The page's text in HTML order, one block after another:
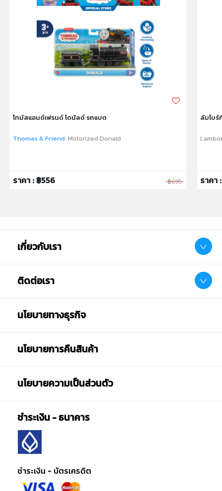
ผ้าปูพื้นต่างๆ เพราะอาจทำให้การหมุนของล้อเสีย
ประสิทธิภาพ
* Barcode : '8851543439220
* Battery: 1.5v AA x 2 (ไม่รวมอยู่ในผลิตภัณฑ์)
* Material: PP, PP, EVA
* Product Size: (W)51 x(L)74.5 x(H)93.5cm.
* Package Size: (W)50 x(L)70 x(H)90 cm
สินค้าอาจมีการเปลี่ยนแปลงลวดลาย สีสันบนผลิตภัณฑ์ หรือ
โทมัสแอนด์เฟรนด์ โดนัลด์ รถแบต
Thomas & Friend Motorized Donald
ราคา : ฿556 ฿695
ลัมโบร์
ราคา
เกี่ยวกับเรา
ติดต่อเรา
นโยบายทางธุรกิจ
นโยบายการคืนสินค้า
นโยบายความเป็นส่วนตัว
ชำระเงิน - ธนาคาร
ชำระเงิน - บัตรเครดิต